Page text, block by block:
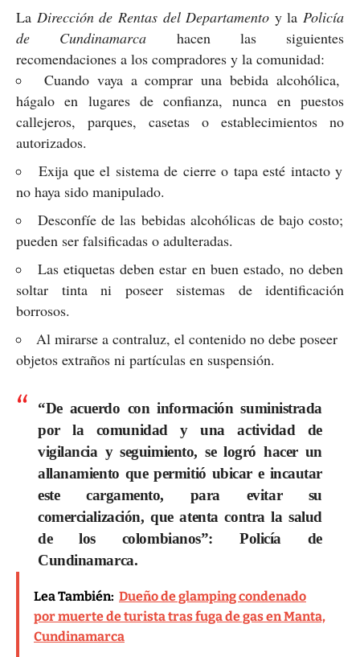
La Dirección de Rentas del Departamento y la Policía
de Cundinamarca hacen las siguientes
recomendaciones a los compradores y la comunidad:
Cuando vaya a comprar una bebida alcohólica,
hágalo en lugares de confianza, nunca en puestos
callejeros, parques, casetas o establecimientos no
autorizados.
Exija que el sistema de cierre o tapa esté intacto y
no haya sido manipulado.
Desconfíe de las bebidas alcohólicas de bajo costo;
pueden ser falsificadas o adulteradas.
Las etiquetas deben estar en buen estado, no deben
soltar tinta ni poseer sistemas de identificación
borrosos.
Al mirarse a contraluz, el contenido no debe poseer
objetos extraños ni partículas en suspensión.
“De acuerdo con información suministrada
por la comunidad y una actividad de
vigilancia y seguimiento, se logró hacer un
allanamiento que permitió ubicar e incautar
este cargamento, para evitar su
comercialización, que atenta contra la salud
de los colombianos”: Policía de
Cundinamarca.
Lea También: Dueño de glamping condenado
por muerte de turista tras fuga de gas en Manta,
Cundinamarca